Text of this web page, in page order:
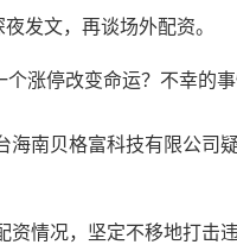
发文，再谈场外配资。
海南贝格富科技有限公司
资情况，坚定不移地打击